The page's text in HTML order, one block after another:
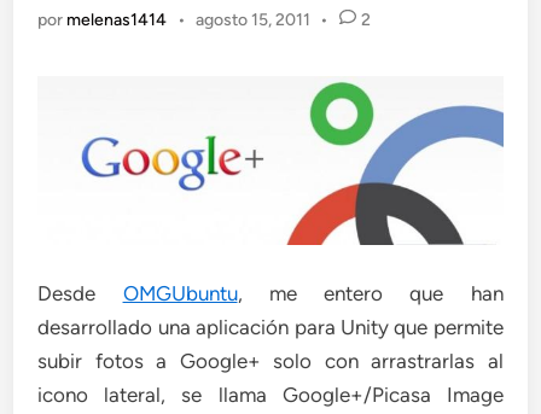
por melenas1414 • agosto 15, 2011 • 2
Desde OMGUbuntu, me entero que han
desarrollado una aplicación para Unity que permite
subir fotos a Google+ solo con arrastrarlas al
icono lateral, se llama Google+/Picasa Image